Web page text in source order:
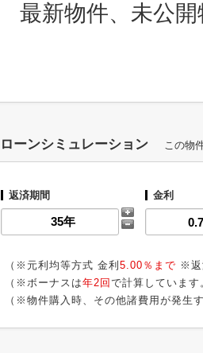
最新物件、未公
ローンシミュレーション この物
返済期間 金利
（※元利均等方式 金利 5.00％まで ※返
（※ボーナスは年2回 で計算しています
（※物件購入時、その他諸費用が発生